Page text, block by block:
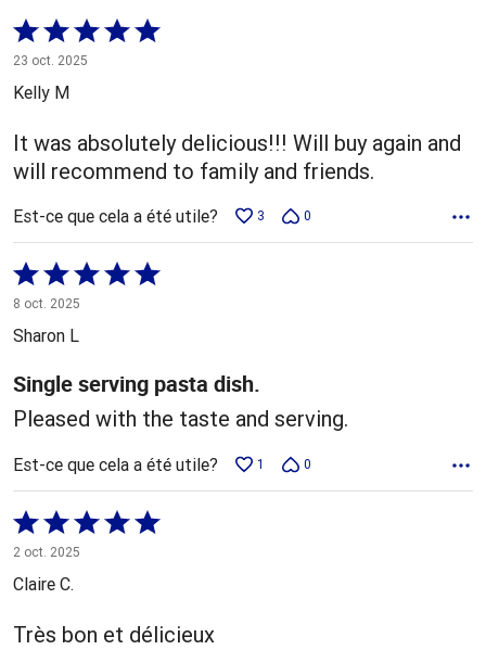
Coté
5 sur
5
23 oct. 2025
Kelly M
It was absolutely delicious!!! Will buy again and
will recommend to family and friends.
Est-ce que cela a été utile? 3 0
Coté
5 sur
5
8 oct. 2025
Sharon L
Single serving pasta dish.
Pleased with the taste and serving.
Est-ce que cela a été utile? 1 0
Coté
5 sur
5
2 oct. 2025
Claire C.
Très bon et délicieux